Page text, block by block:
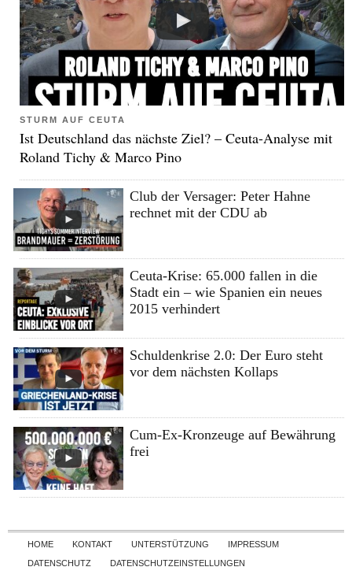
STURM AUF CEUTA
Ist Deutschland das nächste Ziel? – Ceuta-Analyse mit
Roland Tichy & Marco Pino
Club der Versager: Peter Hahne
rechnet mit der CDU ab
Ceuta-Krise: 65.000 fallen in die
Stadt ein – wie Spanien ein neues
2015 verhindert
Schuldenkrise 2.0: Der Euro steht
vor dem nächsten Kollaps
Cum-Ex-Kronzeuge auf Bewährung
frei
Skip to content
HOME KONTAKT UNTERSTÜTZUNG
IMPRESSUM
DATENSCHUTZ
DATENSCHUTZEINSTELLUNGEN